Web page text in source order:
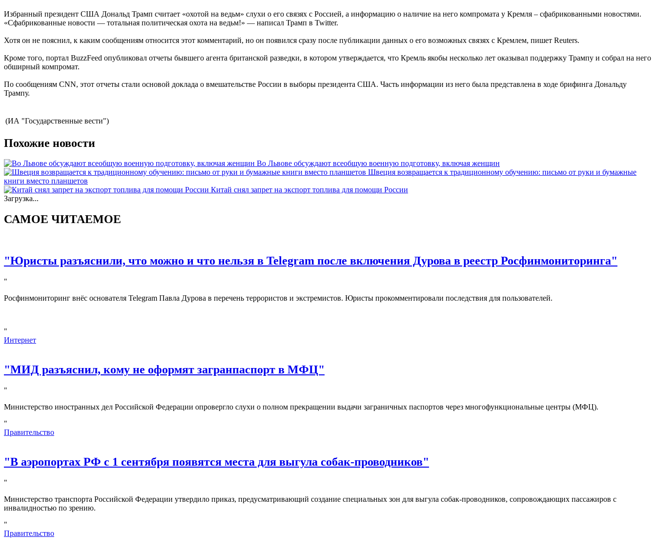
Избранный президент США Дональд Трамп считает «охотой на ведьм» слухи о его связях с Россией, а информацию о наличие на него компромата у Кремля – сфабрикованными новостями.
«Сфабрикованные новости — тотальная политическая охота на ведьм!» — написал Трамп в Twitter.
Хотя он не пояснил, к каким сообщениям относится этот комментарий, но он появился сразу после публикации данных о его возможных связях с Кремлем, пишет Reuters.
Кроме того, портал BuzzFeed опубликовал отчеты бывшего агента британской разведки, в котором утверждается, что Кремль якобы несколько лет оказывал поддержку Трампу и собрал на него
обширный компромат.
По сообщениям CNN, этот отчеты стали основой доклада о вмешательстве России в выборы президента США. Часть информации из него была представлена в ходе брифинга Дональду
Трампу.
(ИА "Государственные вести")
Похожие новости
Во Львове обсуждают всеобщую военную подготовку, включая женщин
Швеция возвращается к традиционному обучению: письмо от руки и бумажные
книги вместо планшетов
Китай снял запрет на экспорт топлива для помощи России
Загрузка...
САМОЕ ЧИТАЕМОЕ
"Юристы разъяснили, что можно и что нельзя в Telegram после включения Дурова в реестр Росфинмониторинга"
"
Росфинмониторинг внёс основателя Telegram Павла Дурова в перечень террористов и экстремистов. Юристы прокомментировали последствия для пользователей.
"
Интернет
"МИД разъяснил, кому не оформят загранпаспорт в МФЦ"
"
Министерство иностранных дел Российской Федерации опровергло слухи о полном прекращении выдачи заграничных паспортов через многофункциональные центры (МФЦ).
"
Правительство
"В аэропортах РФ с 1 сентября появятся места для выгула собак-проводников"
"
Министерство транспорта Российской Федерации утвердило приказ, предусматривающий создание специальных зон для выгула собак-проводников, сопровождающих пассажиров с
инвалидностью по зрению.
"
Правительство